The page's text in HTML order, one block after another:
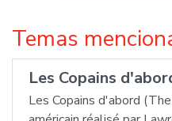
Temas
Les Copains
Les Copains d'abord